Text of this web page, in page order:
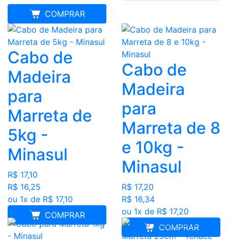
COMPRAR
MELHOR PREÇO
Cabo de
Madeira
para
Marreta de
5kg -
Minasul
R$ 17,10
R$ 16,25
ou 1x de R$ 17,10
COMPRAR
Cabo de
Madeira
para
Marreta de 8
e 10kg -
Minasul
R$ 17,20
R$ 16,34
ou 1x de R$ 17,20
COMPRAR